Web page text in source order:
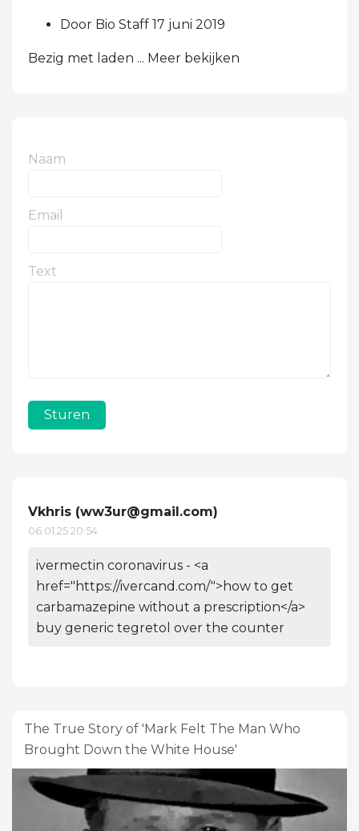
Door Bio Staff 17 juni 2019
Bezig met laden ... Meer bekijken
Naam
Email
Text
Sturen
Vkhris (ww3ur@gmail.com)
06.01.25 20:54
ivermectin coronavirus - <a
href="https://ivercand.com/">how to get
carbamazepine without a prescription</a>
buy generic tegretol over the counter
The True Story of 'Mark Felt The Man Who
Brought Down the White House'